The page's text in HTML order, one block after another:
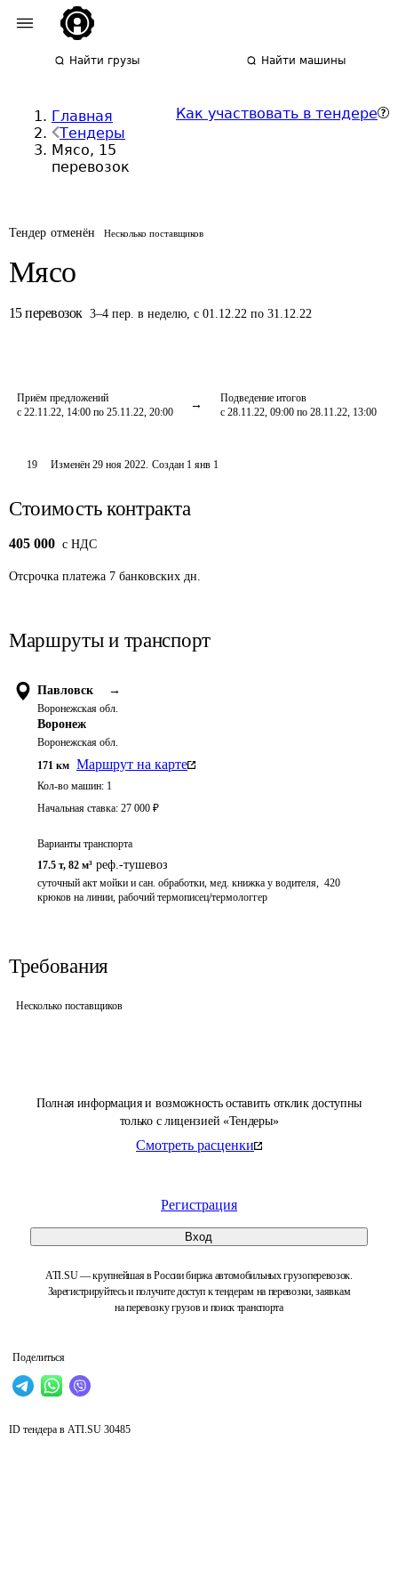
Найти грузы Найти машины
Главная
Тендеры
Мясо, 15
перевозок
Как участвовать в тендере
Тендер отменён Несколько поставщиков
Мясо
15 перевозок 3–4 пер. в неделю, с 01.12.22 по 31.12.22
Приём предложений
с 22.11.22, 14:00 по 25.11.22, 20:00
Подведение итогов
с 28.11.22, 09:00 по 28.11.22, 13:00
Полная информация и возможность оставить отклик доступны
только с лицензией «Тендеры»
Смотреть расценки
Регистрация
Вход
ATI.SU — крупнейшая в России биржа автомобильных грузоперевозок.
Зарегистрируйтесь и получите доступ к тендерам на перевозки, заявкам
на перевозку грузов и поиск транспорта
Поделиться
19 Изменён29 ноя 2022. Создан 1 янв 1
Стоимость контракта
405 000 c НДС
Отсрочка платежа 7 банковских дн.
Маршруты и транспорт
Павловск →
Воронежская обл.
Воронеж
Воронежская обл.
171 км Маршрут на карте
Кол-во машин: 1
Начальная ставка: 27 000 ₽
Варианты транспорта
17.5 т, 82 м³ реф.-тушевоз
суточный акт мойки и сан. обработки, мед. книжка у водителя,  420
крюков на линии, рабочий термописец/термологгер
Требования
Несколько поставщиков
ID тендера в ATI.SU 30485